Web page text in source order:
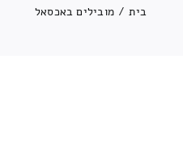
בית / מובילים באכסאל